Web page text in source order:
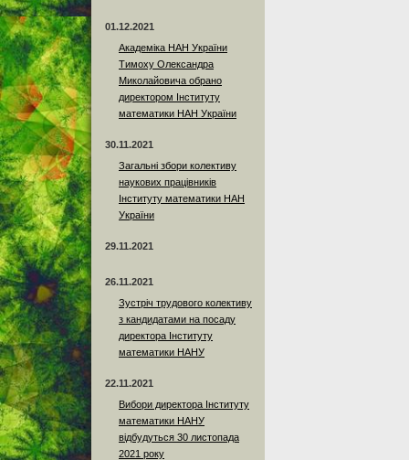
01.12.2021
Академіка НАН України
Тимоху Олександра
Миколайовича обрано
директором Інституту
математики НАН України
30.11.2021
Загальні збори колективу
наукових працівників
Інституту математики НАН
України
29.11.2021
26.11.2021
Зустріч трудового колективу
з кандидатами на посаду
директора Інституту
математики НАНУ
22.11.2021
Вибори директора Інституту
математики НАНУ
відбудуться 30 листопада
2021 року